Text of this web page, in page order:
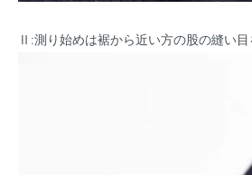
Ⅱ:測り始めは裾から近い方の股の縫い目